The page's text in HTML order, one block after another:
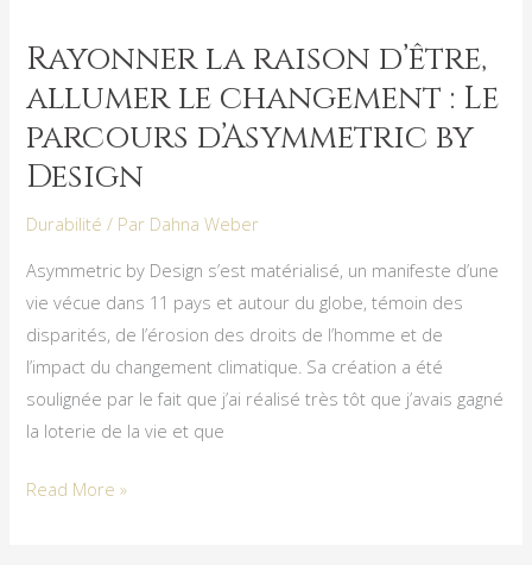
Rayonner la raison d’être,
allumer le changement : Le
parcours d’Asymmetric by
Design
Durabilité / Par Dahna Weber
Asymmetric by Design s’est matérialisé, un manifeste d’une
vie vécue dans 11 pays et autour du globe, témoin des
disparités, de l’érosion des droits de l’homme et de
l’impact du changement climatique. Sa création a été
soulignée par le fait que j’ai réalisé très tôt que j’avais gagné
la loterie de la vie et que
raison
d’être,
allumer
le
changement
:
parcours
d’Asymmetric
by
Design
Read More »